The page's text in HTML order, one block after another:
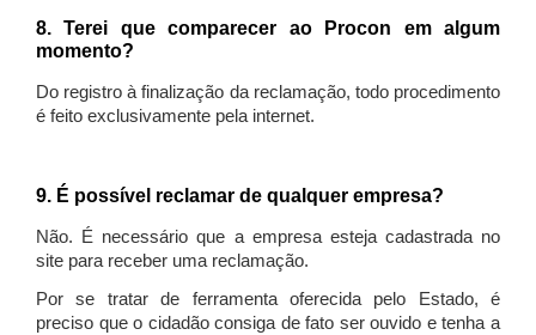
8. Terei que comparecer ao Procon em algum
momento?
Do registro à finalização da reclamação, todo procedimento
é feito exclusivamente pela internet.
9. É possível reclamar de qualquer empresa?
Não. É necessário que a empresa esteja cadastrada no
site para receber uma reclamação.
Por se tratar de ferramenta oferecida pelo Estado, é
preciso que o cidadão consiga de fato ser ouvido e tenha a